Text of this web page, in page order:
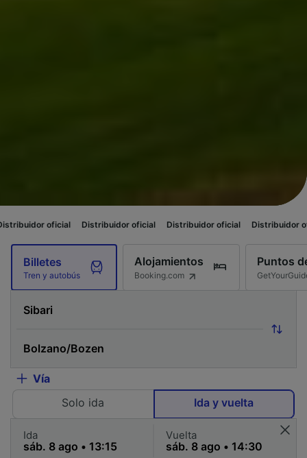
Distribuidor oficial Distribuidor oficial Distribuidor oficial
Billetes
Tren y autobús
Alojamientos
Booking.com
Puntos
Vía
Solo ida
Ida y vuelta
Ida Vuelta